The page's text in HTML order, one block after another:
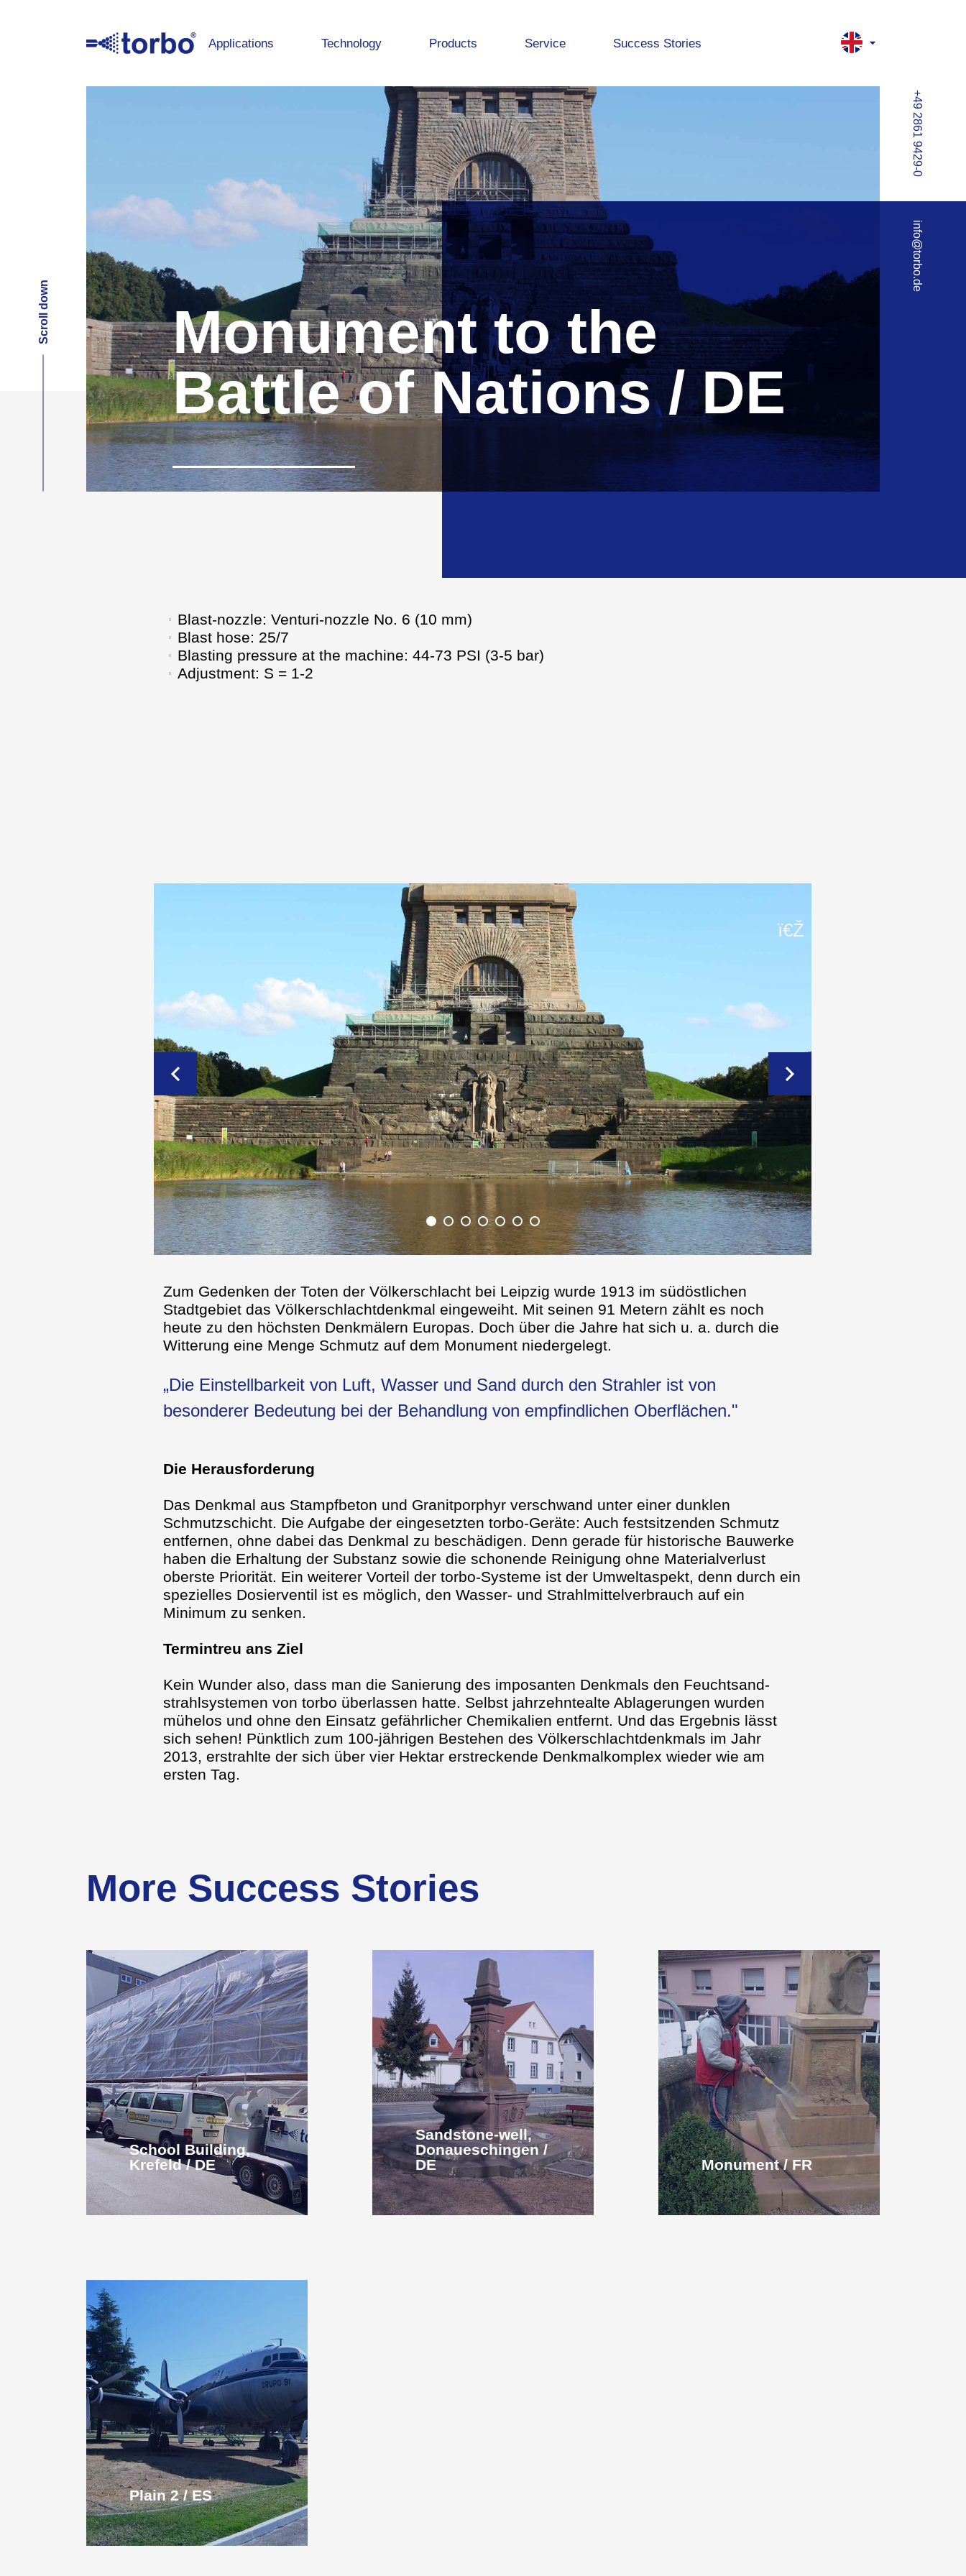
Applications Technology Products Service Success Stories
+49 2861 9429-0
info@torbo.de
Monument to the
Battle of Nations / DE
Scroll down
Blast-nozzle: Venturi-nozzle No. 6 (10 mm)
Blast hose: 25/7
Blasting pressure at the machine: 44-73 PSI (3-5 bar)
Adjustment: S = 1-2
Zum Gedenken der Toten der Völkerschlacht bei Leipzig wurde 1913 im südöstlichen
Stadtgebiet das Völkerschlachtdenkmal eingeweiht. Mit seinen 91 Metern zählt es noch
heute zu den höchsten Denkmälern Europas. Doch über die Jahre hat sich u. a. durch die
Witterung eine Menge Schmutz auf dem Monument niedergelegt.
„Die Einstellbarkeit von Luft, Wasser und Sand durch den Strahler ist von
besonderer Bedeutung bei der Behandlung von empfindlichen Oberflächen."
Die Herausforderung
Das Denkmal aus Stampfbeton und Granitporphyr verschwand unter einer dunklen
Schmutzschicht. Die Aufgabe der eingesetzten torbo-Geräte: Auch festsitzenden Schmutz
entfernen, ohne dabei das Denkmal zu beschädigen. Denn gerade für historische Bauwerke
haben die Erhaltung der Substanz sowie die schonende Reinigung ohne Materialverlust
oberste Priorität. Ein weiterer Vorteil der torbo-Systeme ist der Umweltaspekt, denn durch ein
spezielles Dosierventil ist es möglich, den Wasser- und Strahlmittelverbrauch auf ein
Minimum zu senken.
Termintreu ans Ziel
Kein Wunder also, dass man die Sanierung des imposanten Denkmals den Feuchtsand-
strahlsystemen von torbo überlassen hatte. Selbst jahrzehntealte Ablagerungen wurden
mühelos und ohne den Einsatz gefährlicher Chemikalien entfernt. Und das Ergebnis lässt
sich sehen! Pünktlich zum 100-jährigen Bestehen des Völkerschlachtdenkmals im Jahr
2013, erstrahlte der sich über vier Hektar erstreckende Denkmalkomplex wieder wie am
ersten Tag.
More Success Stories
School Building,
Krefeld / DE
Sandstone-well,
Donaueschingen /
DE
Monument / FR
Plain 2 / ES